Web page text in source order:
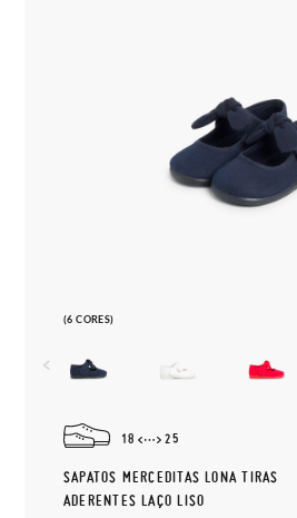
(6 CORES)
18 25
SAPATOS MERCEDITAS LONA TIRAS
ADERENTES LAÇO LISO